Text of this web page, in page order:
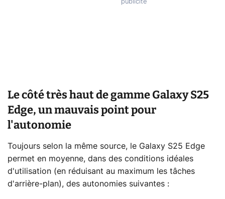
Le côté très haut de gamme Galaxy S25
Edge, un mauvais point pour
l'autonomie
Toujours selon la même source, le Galaxy S25 Edge
permet en moyenne, dans des conditions idéales
d'utilisation (en réduisant au maximum les tâches
d'arrière-plan), des autonomies suivantes :